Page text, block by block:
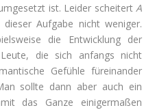
ist. Leider scheitert A
Aufgabe nicht weniger.
die Entwicklung der
die sich anfangs nicht
Gefühle füreinander
sollte dann aber auch ein
das Ganze einigermaßen